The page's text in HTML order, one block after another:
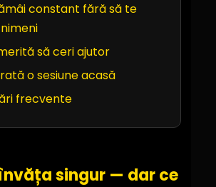
constant fără să te
să ceri ajutor
o sesiune acasă
frecvente
singur — dar ce